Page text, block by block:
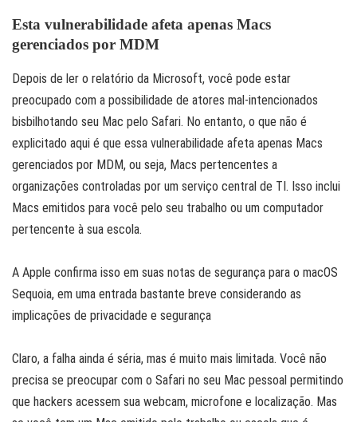
Esta vulnerabilidade afeta apenas Macs
gerenciados por MDM
Depois de ler o relatório da Microsoft, você pode estar
preocupado com a possibilidade de atores mal-intencionados
bisbilhotando seu Mac pelo Safari. No entanto, o que não é
explicitado aqui é que essa vulnerabilidade afeta apenas Macs
gerenciados por MDM, ou seja, Macs pertencentes a
organizações controladas por um serviço central de TI. Isso inclui
Macs emitidos para você pelo seu trabalho ou um computador
pertencente à sua escola.
A Apple confirma isso em suas notas de segurança para o macOS
Sequoia, em uma entrada bastante breve considerando as
implicações de privacidade e segurança
Claro, a falha ainda é séria, mas é muito mais limitada. Você não
precisa se preocupar com o Safari no seu Mac pessoal permitindo
que hackers acessem sua webcam, microfone e localização. Mas